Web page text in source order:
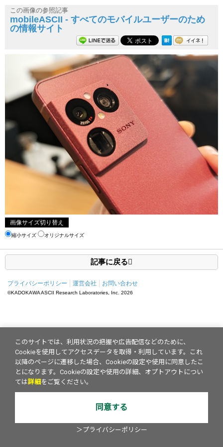
この画像の参照記事
mobileASCII - すべてのモバイルユーザーのため
の情報サイト
画像サイズ切り替え
縮小サイズ オリジナルサイズ
記事に戻る
プライバシーポリシー 運営会社 お問い合わせ
©KADOKAWA ASCII Research Laboratories, Inc. 2026
このサイトでは、利用状況の把握や広告配信などのために、
Cookieを使用してアクセスデータを取得・利用しています。これ
以降のページに遷移した場合、Cookieの設定や使用に同意したこ
とになります。Cookieの設定や使用の詳細、オプトアウトについ
ては詳細 をご覧ください。
同意する
＞プライバシーポリシー